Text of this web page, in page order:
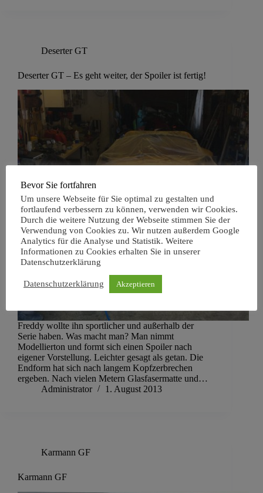
Deserter GT
Deserter GT – Es geht weiter, der Spoiler ist fertig!
Freddy wollte ihn sportlicher und außerhalb der
Serie haben. Was macht man? Man nimmt
Modellierton und formt sich einen Spoiler nach
eigener Vorstellung. Leichter gesagt als getan. Die
Endform hat sich nach langem Kopfzerbrechen
ergeben. Nach vielen Metern Glasfasermatte und…
Administrator
1. August 2013
Karmann GF
Karmann GF
Bevor Sie fortfahren
Um unsere Webseite für Sie optimal zu gestalten und
fortlaufend verbessern zu können, verwenden wir Cookies.
Durch die weitere Nutzung der Webseite stimmen Sie der
Verwendung von Cookies zu. Wir nutzen außerdem Google
Analytics für die Analyse und Statistik. Weitere
Informationen zu Cookies erhalten Sie in unserer
Datenschutzerklärung
Datenschutzerklärung Akzeptieren